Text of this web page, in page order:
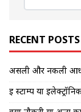
RECENT POSTS
असली और नकली
इ स्टाम्प या